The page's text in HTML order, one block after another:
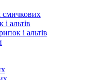
смичкових
альтів
і альтів